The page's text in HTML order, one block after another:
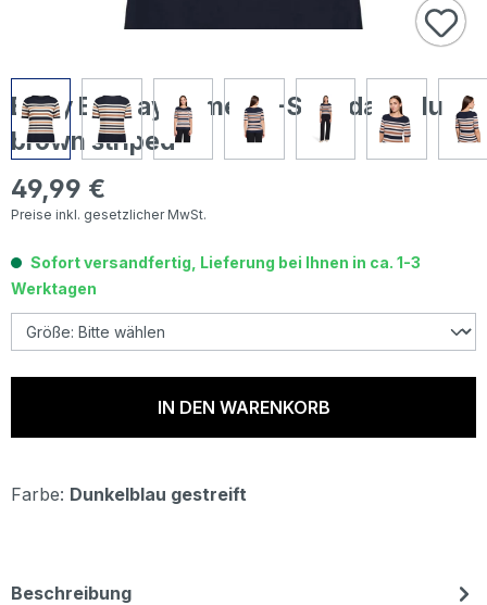
Betty Barclay Damen T-Shirt dark blue
brown striped
Regulärer Preis:
49,99 €
Preise inkl. gesetzlicher MwSt.
Sofort versandfertig, Lieferung bei Ihnen in ca. 1-3
Werktagen
IN DEN WARENKORB
Farbe: Dunkelblau gestreift
Beschreibung